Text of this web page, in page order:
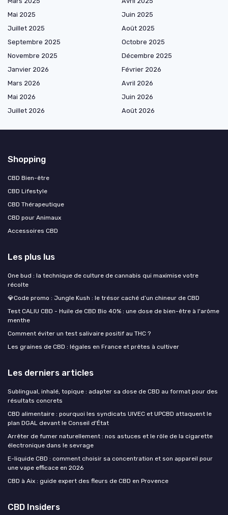
Mai 2025
Juin 2025
Juillet 2025
Août 2025
Septembre 2025
Octobre 2025
Novembre 2025
Décembre 2025
Janvier 2026
Février 2026
Mars 2026
Avril 2026
Mai 2026
Juin 2026
Juillet 2026
Août 2026
Shopping
CBD Bien-être
CBD Lifestyle
CBD Thérapeutique
CBD pour Animaux
Accessoires CBD
Les plus lus
One bud : la technique de culture de cannabis qui maximise votre
récolte
💎Code promo : Jungle Kush : le trésor caché d’un chineur de CBD
Test CALIU CBD - Huile de CBD Bio 40% : une dose de bien-être à l'arôme
menthe
Comment éviter un test salivaire positif au THC ?
Les graines de CBD : légales en France et prêtes à cultiver
Les derniers articles
Sublingual, inhalé, topique : adapter sa dose de CBD au format pour des
résultats concrets
CBD alimentaire : pourquoi les syndicats UIVEC et UPCBD attaquent le
plan DGAL devant le Conseil d'État
Arrêter de fumer naturellement : nos astuces et le rôle de la cigarette
électronique dans le sevrage
E-liquide CBD : comment choisir sa concentration et son appareil pour
une vape efficace en 2026
CBD à Aix : guide expert des fleurs de CBD en Provence
CBD Insiders